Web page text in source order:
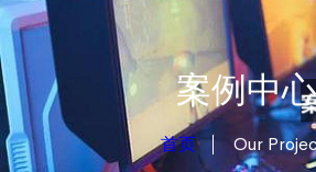
案例中心
首页 Our